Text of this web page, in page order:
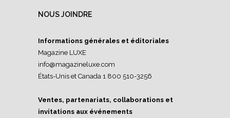
NOUS JOINDRE
Informations générales et éditoriales
Magazine LUXE
info@magazineluxe.com
États-Unis et Canada 1 800 510-3256
Ventes, partenariats, collaborations et
invitations aux événements